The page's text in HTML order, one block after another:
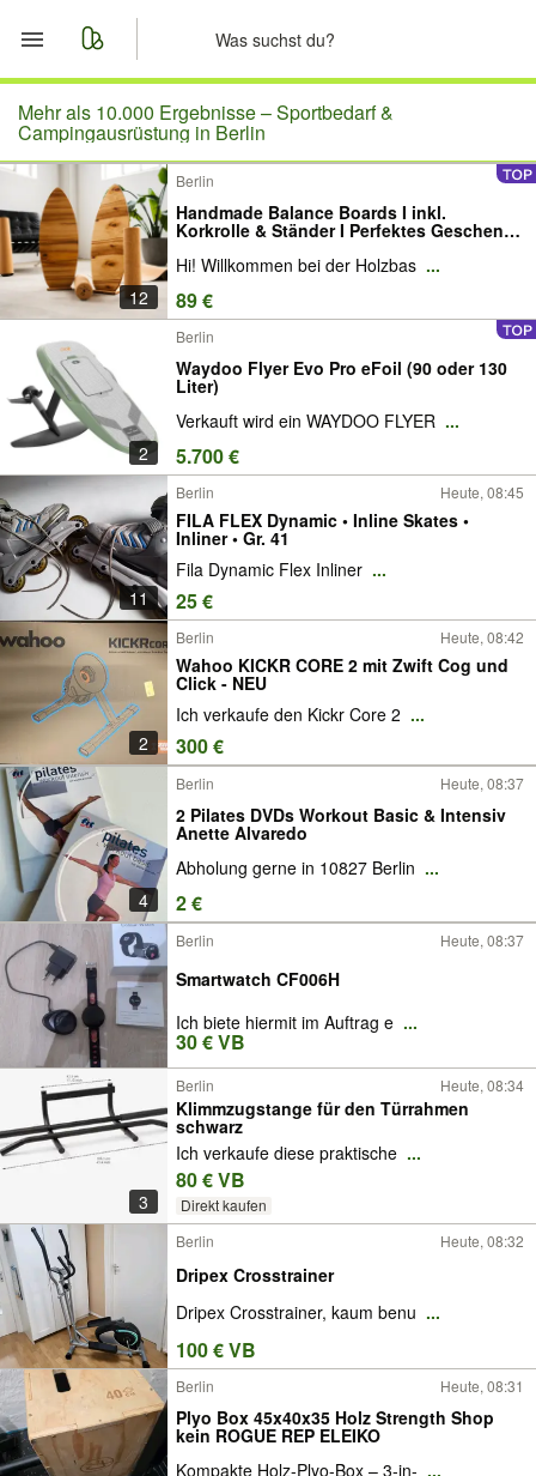
Start
Merkliste
Nachrichten
Anzeige aufgeben
Mehr als 10.000 Ergebnisse –Sportbedarf &
Campingausrüstung in Berlin
12
Berlin
Handmade Balance Boards I inkl.
Korkrolle & Ständer I Perfektes Geschenk,
Erwachsene und Jugendliche
Hi! Willkommen bei der Holzbas ...
89 €
2
Berlin
Waydoo Flyer Evo Pro eFoil (90 oder 130
Liter)
Verkauft wird ein WAYDOO FLYER ...
5.700 €
11
Berlin Heute, 08:45
FILA FLEX Dynamic • Inline Skates •
Inliner • Gr. 41
Fila Dynamic Flex Inliner ...
25 €
2
Berlin Heute, 08:42
Wahoo KICKR CORE 2 mit Zwift Cog und
Click - NEU
Ich verkaufe den Kickr Core 2 ...
300 €
4
Berlin Heute, 08:37
2 Pilates DVDs Workout Basic & Intensiv
Anette Alvaredo
Abholung gerne in 10827 Berlin ...
2 €
Berlin Heute, 08:37
Smartwatch CF006H
Ich biete hiermit im Auftrag e ...
30 € VB
3
Berlin Heute, 08:34
Klimmzugstange für den Türrahmen
schwarz
Ich verkaufe diese praktische ...
80 € VB
Direkt kaufen
Berlin
Heute, 08:32
Dripex Crosstrainer
Dripex Crosstrainer, kaum benu ...
100 € VB
Berlin Heute, 08:31
Plyo Box 45x40x35 Holz Strength Shop
kein ROGUE REP ELEIKO
Kompakte Holz-Plyo-Box – 3-in- ...